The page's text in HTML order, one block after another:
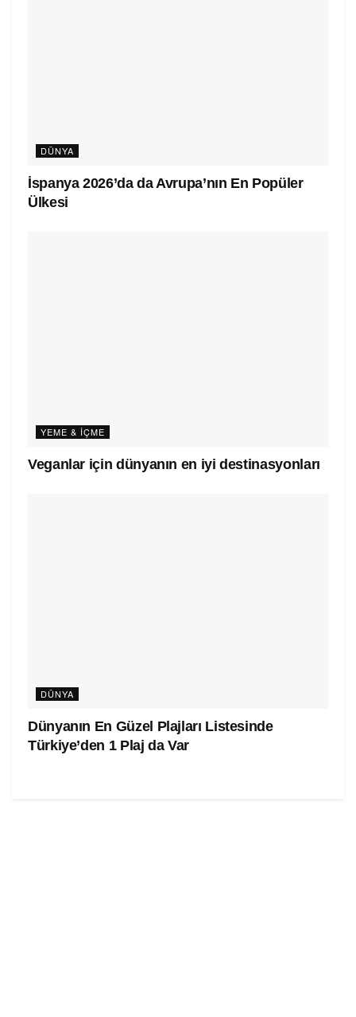
DÜNYA
İspanya 2026’da da Avrupa’nın En Popüler
Ülkesi
YEME & İÇME
Veganlar için dünyanın en iyi destinasyonları
DÜNYA
Dünyanın En Güzel Plajları Listesinde
Türkiye’den 1 Plaj da Var